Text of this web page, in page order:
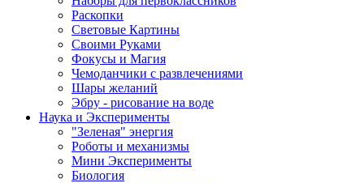
Раскопки
Световые Картины
Своими Руками
Фокусы и Магия
Чемоданчики с развлечениями
Шары желаний
Эбру - рисование на воде
Наука и Эксперименты
"Зеленая" энергия
Роботы и механизмы
Мини Эксперименты
Биология